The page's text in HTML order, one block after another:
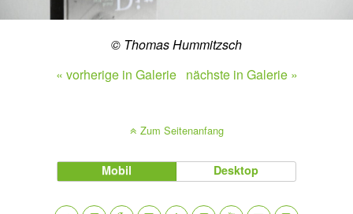
© Thomas Hummitzsch
« vorherige in Galerie nächste in Galerie »
Zum Seitenanfang
Mobil Desktop